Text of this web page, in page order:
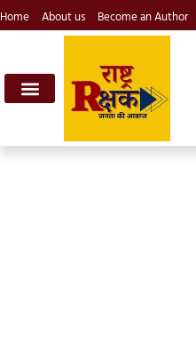
Home About us Become an Author